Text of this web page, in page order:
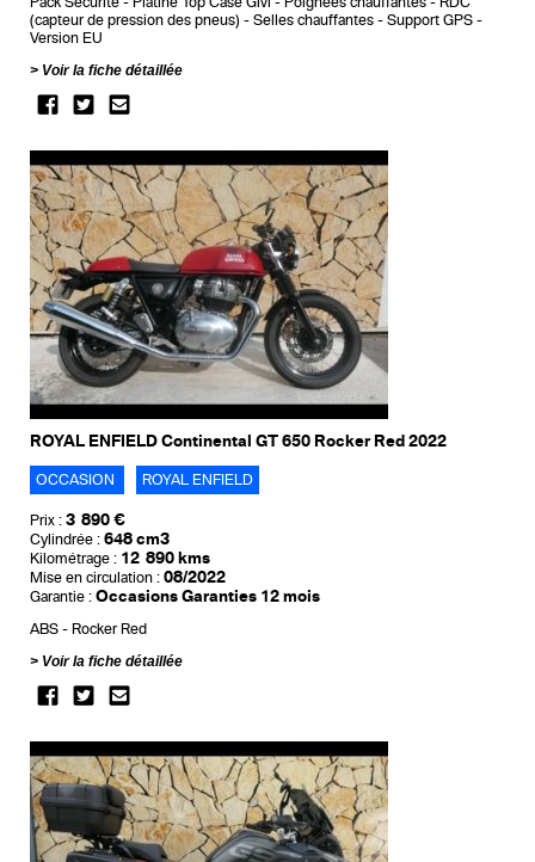
(capteur de pression des pneus)
Selles chauffantes
Support GPS
Version EU
Voir la fiche détaillée
ROYAL ENFIELD Continental GT 650 Rocker Red 2022
OCCASION ROYAL ENFIELD
Prix : 3 890 €
Cylindrée : 648 cm3
Kilométrage : 12 890 kms
Mise en circulation : 08/2022
Garantie : Occasions Garanties 12 mois
ABS
Rocker Red
Voir la fiche détaillée